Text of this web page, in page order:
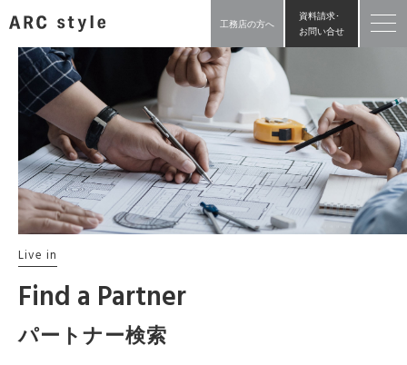
工務店の方へ
資料請求･
お問い合せ
Live in
Find a Partner
パートナー検索